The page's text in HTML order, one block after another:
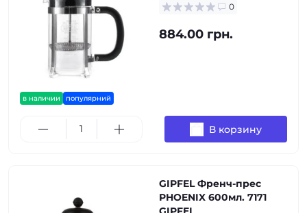
в наличии популярний
0
884.00 грн.
В корзину
GIPFEL Френч-прес
PHOENIX 600мл. 7171